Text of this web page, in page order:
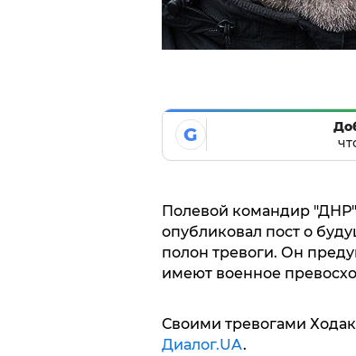
G
Полевой командир
опубликовал пост о
полон тревоги. Он
имеют военное
Своими тревогами
Диалог.UA.